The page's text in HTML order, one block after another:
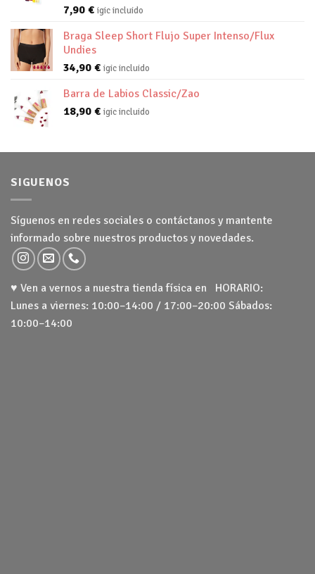
7,90 € igic incluido
Braga Sleep Short Flujo Super Intenso/Flux
Undies
34,90 € igic incluido
Barra de Labios Classic/Zao
18,90 € igic incluido
SIGUENOS
Síguenos en redes sociales o contáctanos y mantente
informado sobre nuestros productos y novedades.
♥ Ven a vernos a nuestra tienda física en HORARIO:
Lunes a viernes: 10:00–14:00 / 17:00–20:00 Sábados:
10:00–14:00